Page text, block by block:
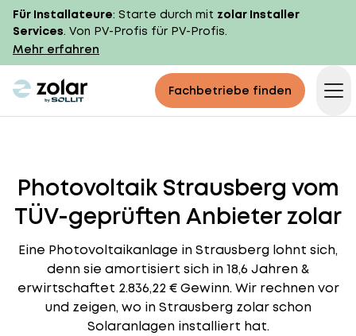
Für Installateure: Starte durch mit zolar Installer
Services. Von PV-Profis für PV-Profis.
Mehr erfahren
zolar logo Fachbetriebe finden
Photovoltaik Strausberg vom
TÜV-geprüften Anbieter zolar
Eine Photovoltaikanlage in Strausberg lohnt sich,
denn sie amortisiert sich in 18,6 Jahren &
erwirtschaftet 2.836,22 € Gewinn. Wir rechnen vor
und zeigen, wo in Strausberg zolar schon
Solaranlagen installiert hat.